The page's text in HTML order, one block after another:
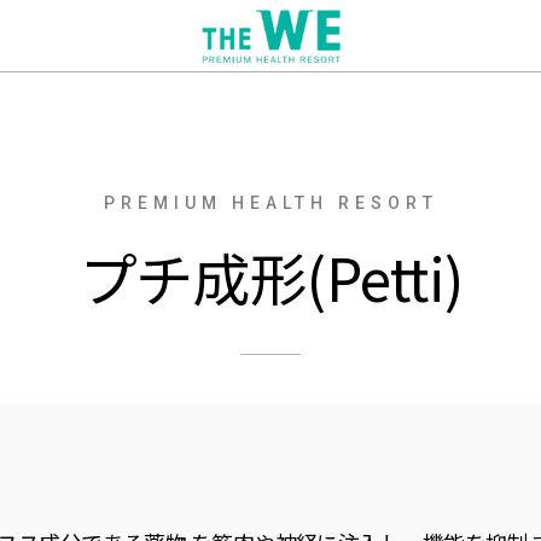
PREMIUM HEALTH RESORT
プチ成形(Petti)